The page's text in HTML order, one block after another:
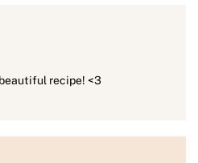
recipe! <3